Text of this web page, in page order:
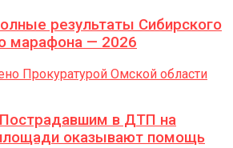
результаты Сибирского
марафона — 2026
в ДТП на
оказывают помощь